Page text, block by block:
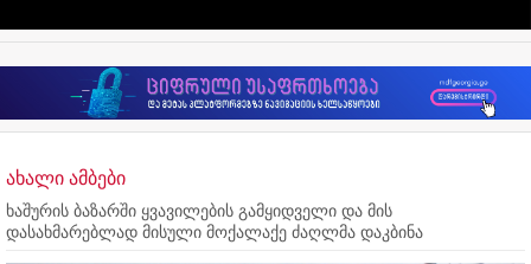
ახალი ამბები
ხაშურის ბაზარში ყვავილების გამყიდველი და მის
დასახმარებლად მისული მოქალაქე ძაღლმა დაკბინა